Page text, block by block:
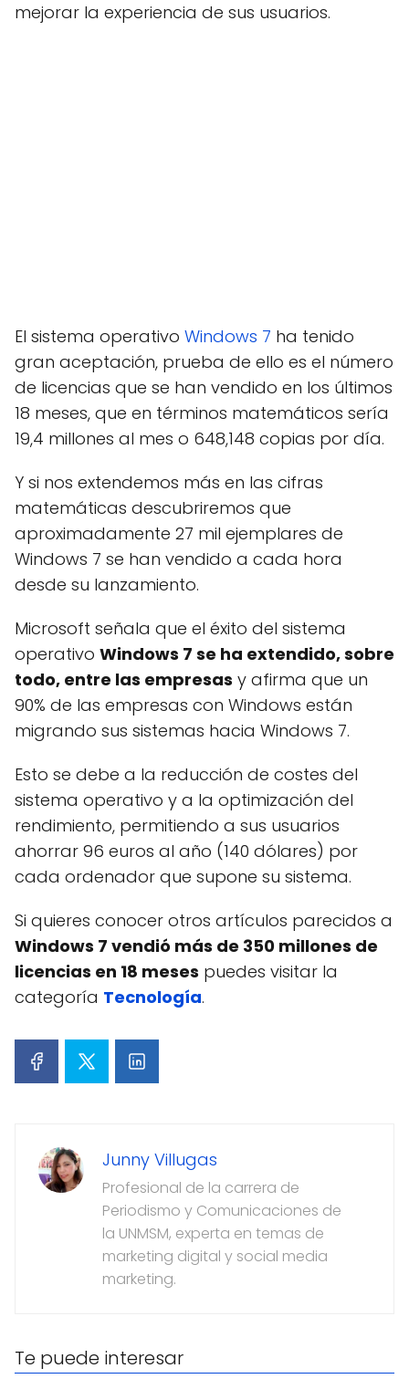
mejorar la experiencia de sus usuarios.
El sistema operativo Windows 7 ha tenido
gran aceptación, prueba de ello es el número
de licencias que se han vendido en los últimos
18 meses, que en términos matemáticos sería
19,4 millones al mes o 648,148 copias por día.
Y si nos extendemos más en las cifras
matemáticas descubriremos que
aproximadamente 27 mil ejemplares de
Windows 7 se han vendido a cada hora
desde su lanzamiento.
Microsoft señala que el éxito del sistema
operativo Windows 7 se ha extendido, sobre
todo, entre las empresas y afirma que un
90% de las empresas con Windows están
migrando sus sistemas hacia Windows 7.
Esto se debe a la reducción de costes del
sistema operativo y a la optimización del
rendimiento, permitiendo a sus usuarios
ahorrar 96 euros al año (140 dólares) por
cada ordenador que supone su sistema.
Si quieres conocer otros artículos parecidos a
Windows 7 vendió más de 350 millones de
licencias en 18 meses puedes visitar la
categoría Tecnología.
Junny Villugas
Profesional de la carrera de
Periodismo y Comunicaciones de
la UNMSM, experta en temas de
marketing digital y social media
marketing.
Te puede interesar